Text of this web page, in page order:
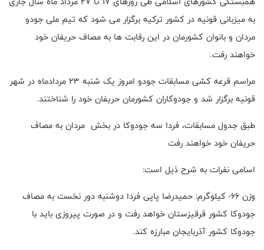
به میزبانی قونیه در کشور ترکیه برگزار می شود که تیم ملی جودو
مردان و بانوان کشورمان در این رقابت ها به مصاف حریفان خود
خواهند رفت.
مراسم قرعه کشی مسابقات جودو امروز یک شنبه ۲۳ مردادماه در شهر
قونیه برگزار شد و جودوکاران کشورمان حریفان خود را شناختند.
طبق جدول مسابقات، فردا سه جودوکا در بخش مردان به مصاف
حریفان خود خواهند رفت
اسامی نفرات به شرح ذیل است:
وزن 66- کیلوگرم: حمیدرضا پاپی فردا دوشنبه دور نخست به مصاف
جودوکا کشور قرقیزستان خواهد رفت و در صورت پیروزی باید با
جودوکا کشور آذربایجان مبارزه کند.